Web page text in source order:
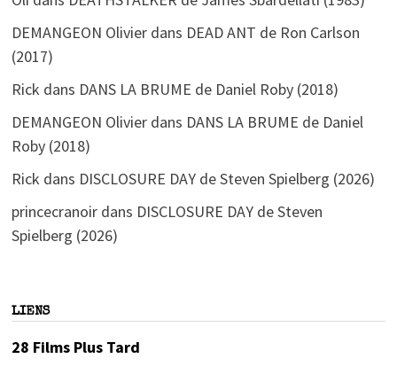
DEMANGEON Olivierdans DEAD ANT de Ron Carlson
(2017)
Rick dans DANS LA BRUME de Daniel Roby (2018)
DEMANGEON Olivierdans DANS LA BRUME de Daniel
Roby (2018)
Rick dans DISCLOSURE DAY de Steven Spielberg (2026)
princecranoirdans DISCLOSURE DAY de Steven
Spielberg (2026)
LIENS
28 Films Plus Tard